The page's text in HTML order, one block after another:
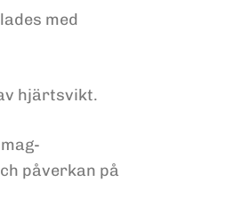
med
hjärtsvikt.
påverkan på